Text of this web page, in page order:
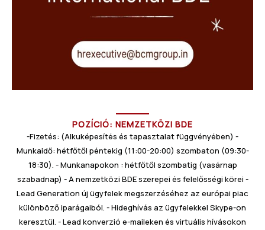
POZÍCIÓ: NEMZETKÖZI BDE
-Fizetés: (Alkuképesítés és tapasztalat függvényében) -
Munkaidő: hétfőtől péntekig (11:00-20:00) szombaton (09:30-
18:30). - Munkanapokon : hétfőtől szombatig (vasárnap
szabadnap) - A nemzetközi BDE szerepei és felelősségi körei -
Lead Generation új ügyfelek megszerzéséhez az európai piac
különböző iparágaiból. - Hideghívás az ügyfelekkel Skype-on
keresztül. - Lead konverzió e-maileken és virtuális hívásokon